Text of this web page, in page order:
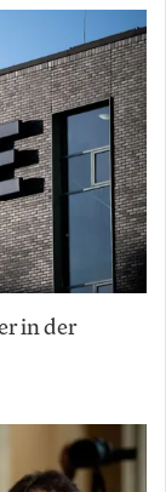
in der